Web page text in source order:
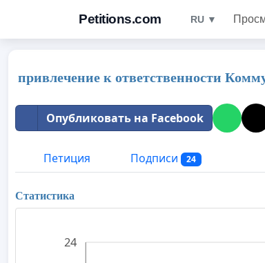
Petitions.com RU ▼
привлечение к ответственности
Опубликовать на Facebook
Петиция Подписи 24
Статистика
24